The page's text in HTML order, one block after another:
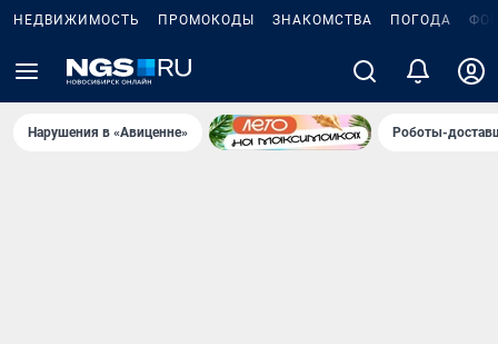
НЕДВИЖИМОСТЬ ПРОМОКОДЫ ЗНАКОМСТВА ПОГОДА
Нарушения в «Авиценне» Роботы-